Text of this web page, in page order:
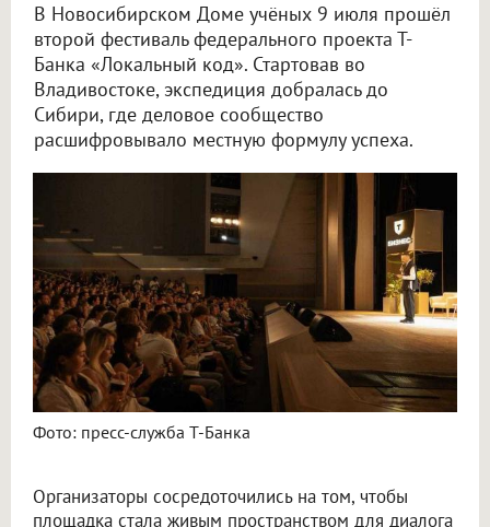
В Новосибирском Доме учёных 9 июля прошёл
второй фестиваль федерального проекта Т-
Банка «Локальный код». Стартовав во
Владивостоке, экспедиция добралась до
Сибири, где деловое сообщество
расшифровывало местную формулу успеха.
Фото: пресс-служба Т-Банка
Организаторы сосредоточились на том, чтобы
площадка стала живым пространством для диалога